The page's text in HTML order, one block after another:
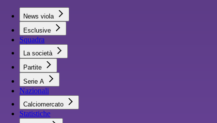
News viola
Esclusive
Squadra
La società
Partite
Serie A
Nazionali
Calciomercato
Statistiche